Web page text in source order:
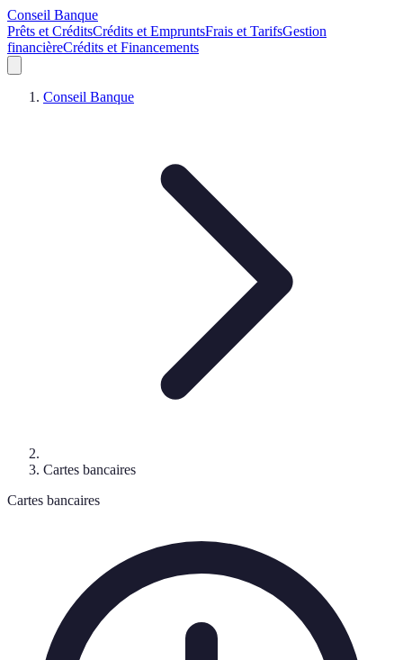
Conseil Banque
Prêts et CréditsCrédits et EmpruntsFrais et TarifsGestion
financièreCrédits et Financements
Conseil Banque
Cartes bancaires
Cartes bancaires